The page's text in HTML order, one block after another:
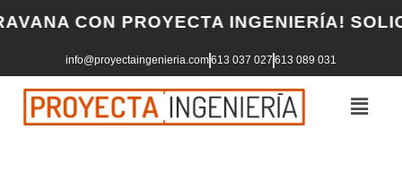
Skip
CON PROYECTA INGENIERÍA!
info@proyectaingenieria.com613 037 027 613 089 031